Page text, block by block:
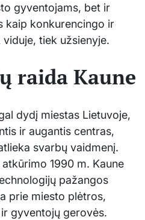
gyventojams, bet ir
kaip konkurencingo ir
tiek užsienyje.
raida Kaune
dydį miestas Lietuvoje,
ir augantis centras,
svarbų vaidmenį.
1990 m. Kaune
pažangos
prie miesto plėtros,
gyventojų gerovės.